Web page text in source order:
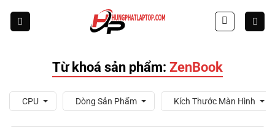
Từ khoá sản phẩm: ZenBook
CPU Dòng Sản Phẩm Kích Thước Màn Hình